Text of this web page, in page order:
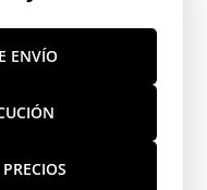
ENVÍO